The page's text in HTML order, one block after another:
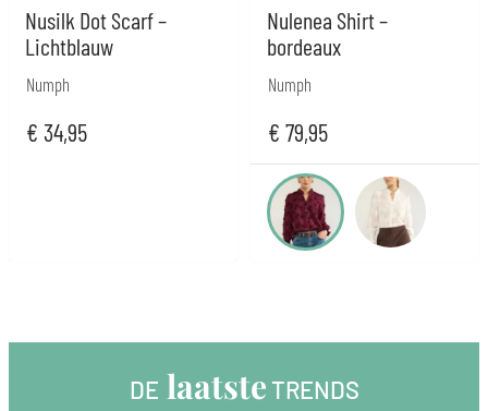
Nusilk Dot Scarf –
Lichtblauw
Numph
€ 34,95
Nulenea Shirt –
bordeaux
Numph
€ 79,95
DE laatste TRENDS